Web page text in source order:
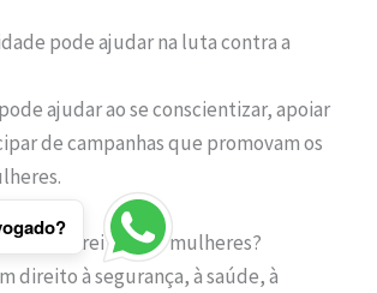
pode ajudar na luta contra a
ajudar ao se conscientizar, apoiar
de campanhas que promovam os
direitos das mulheres?
direito à segurança, à saúde, à